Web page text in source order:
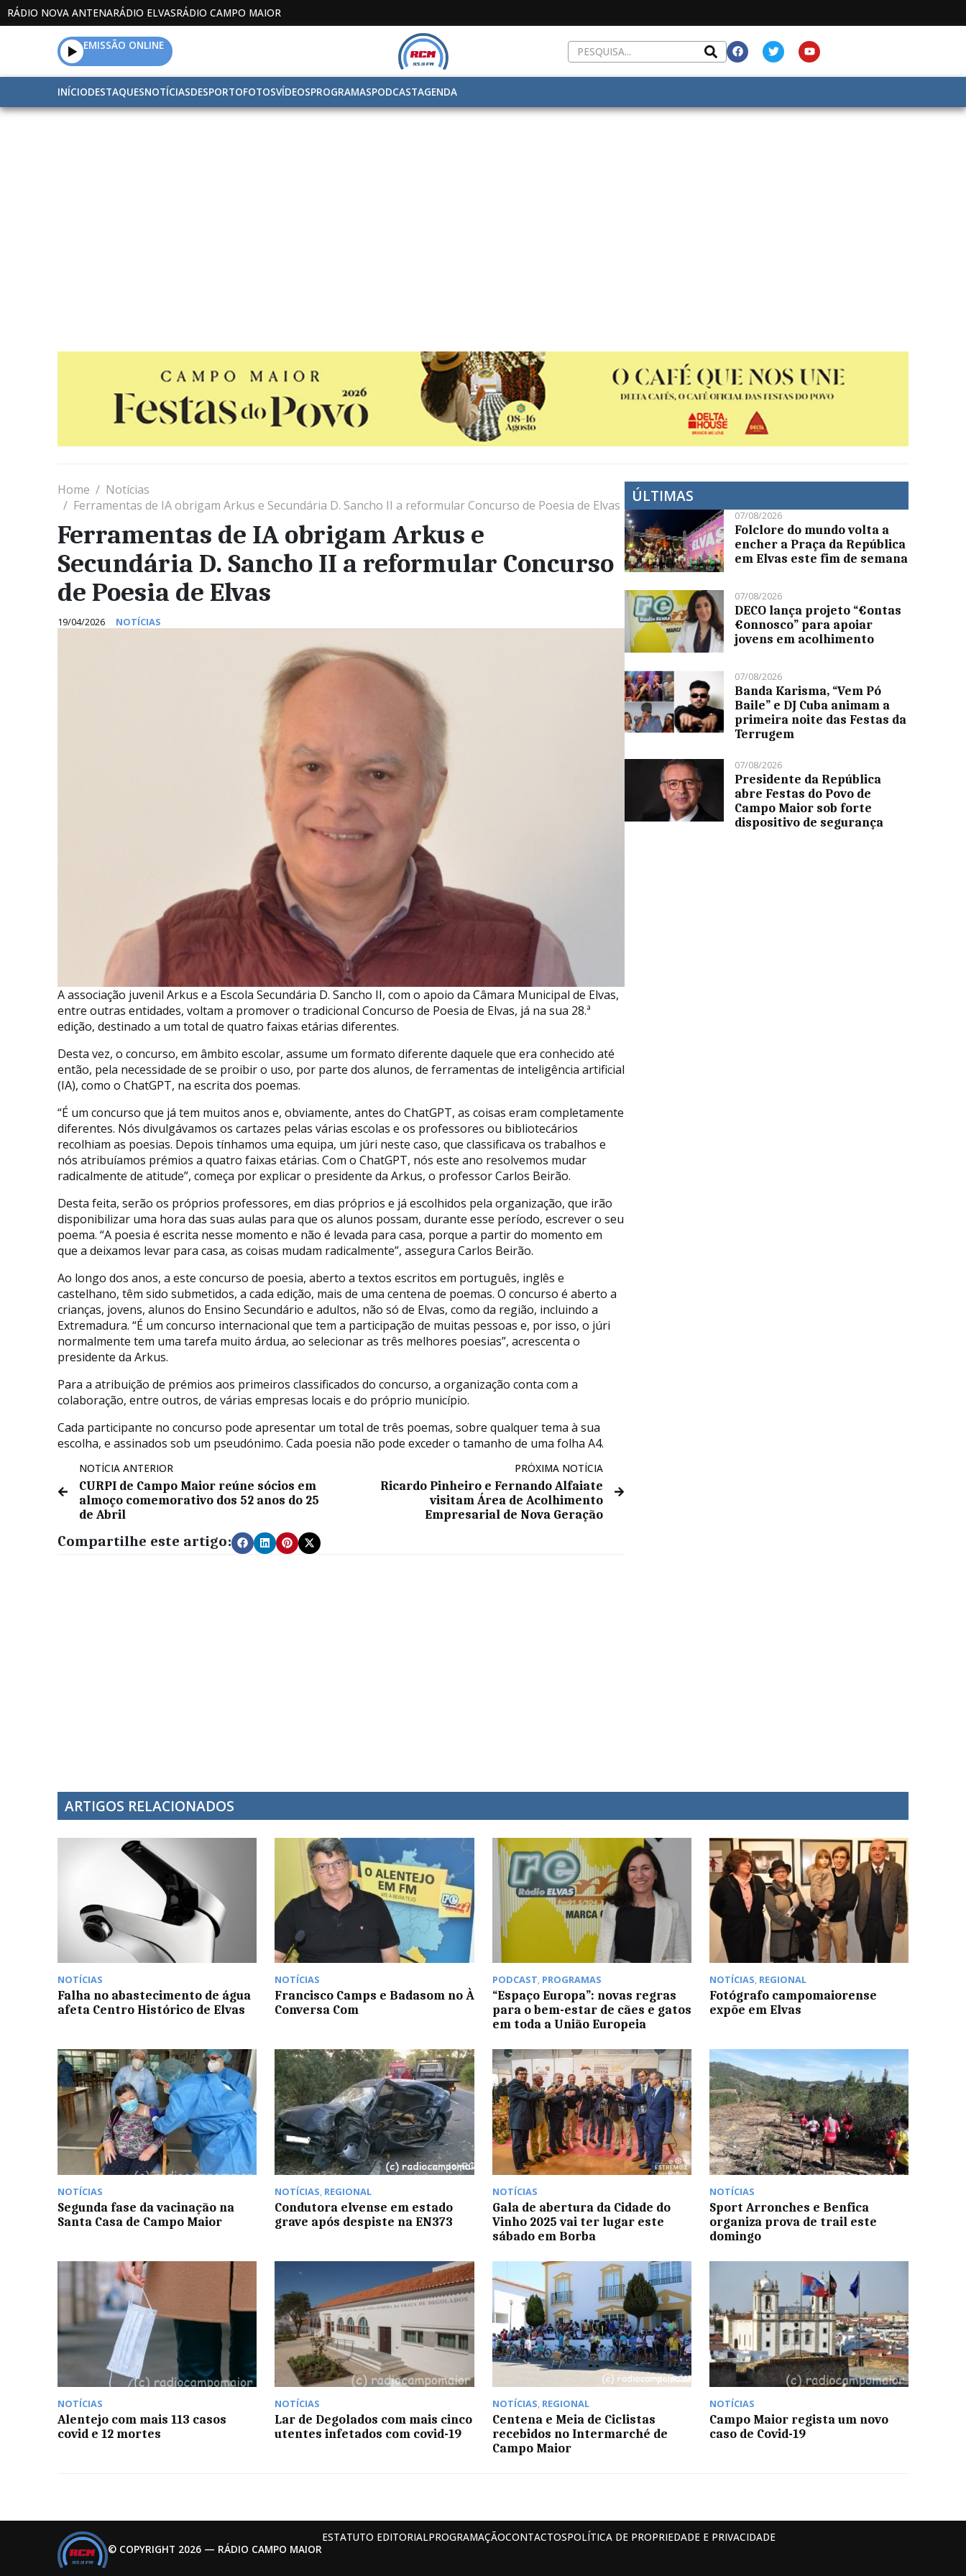
RÁDIO NOVA ANTENARÁDIO ELVASRÁDIO CAMPO MAIOR
EMISSÃO ONLINE
INÍCIODESTAQUESNOTÍCIASDESPORTOFOTOSVÍDEOSPROGRAMASPODCASTAGENDA
Home
Notícias
Ferramentas de IA obrigam Arkus e Secundária D. Sancho II a reformular Concurso de Poesia de Elvas
Ferramentas de IA obrigam Arkus e
Secundária D. Sancho II a reformular Concurso
de Poesia de Elvas
19/04/2026 NOTÍCIAS
A associação juvenil Arkus e a Escola Secundária D. Sancho II, com o apoio da Câmara Municipal de Elvas,
entre outras entidades, voltam a promover o tradicional Concurso de Poesia de Elvas, já na sua 28.ª
edição, destinado a um total de quatro faixas etárias diferentes.
Desta vez, o concurso, em âmbito escolar, assume um formato diferente daquele que era conhecido até
então, pela necessidade de se proibir o uso, por parte dos alunos, de ferramentas de inteligência artificial
(IA), como o ChatGPT, na escrita dos poemas.
“É um concurso que já tem muitos anos e, obviamente, antes do ChatGPT, as coisas eram completamente
diferentes. Nós divulgávamos os cartazes pelas várias escolas e os professores ou bibliotecários
recolhiam as poesias. Depois tínhamos uma equipa, um júri neste caso, que classificava os trabalhos e
nós atribuíamos prémios a quatro faixas etárias. Com o ChatGPT, nós este ano resolvemos mudar
radicalmente de atitude”, começa por explicar o presidente da Arkus, o professor Carlos Beirão.
Desta feita, serão os próprios professores, em dias próprios e já escolhidos pela organização, que irão
disponibilizar uma hora das suas aulas para que os alunos possam, durante esse período, escrever o seu
poema. “A poesia é escrita nesse momento e não é levada para casa, porque a partir do momento em
que a deixamos levar para casa, as coisas mudam radicalmente”, assegura Carlos Beirão.
Ao longo dos anos, a este concurso de poesia, aberto a textos escritos em português, inglês e
castelhano, têm sido submetidos, a cada edição, mais de uma centena de poemas. O concurso é aberto a
crianças, jovens, alunos do Ensino Secundário e adultos, não só de Elvas, como da região, incluindo a
Extremadura. “É um concurso internacional que tem a participação de muitas pessoas e, por isso, o júri
normalmente tem uma tarefa muito árdua, ao selecionar as três melhores poesias”, acrescenta o
presidente da Arkus.
Para a atribuição de prémios aos primeiros classificados do concurso, a organização conta com a
colaboração, entre outros, de várias empresas locais e do próprio município.
Cada participante no concurso pode apresentar um total de três poemas, sobre qualquer tema à sua
escolha, e assinados sob um pseudónimo. Cada poesia não pode exceder o tamanho de uma folha A4.
NOTÍCIA ANTERIOR
CURPI de Campo Maior reúne sócios em
almoço comemorativo dos 52 anos do 25
de Abril
PRÓXIMA NOTÍCIA
Ricardo Pinheiro e Fernando Alfaiate
visitam Área de Acolhimento
Empresarial de Nova Geração
Compartilhe este artigo:
ÚLTIMAS
07/08/2026
Folclore do mundo volta a
encher a Praça da República
em Elvas este fim de semana
07/08/2026
DECO lança projeto “€ontas
€onnosco” para apoiar
jovens em acolhimento
07/08/2026
Banda Karisma, “Vem Pó
Baile” e DJ Cuba animam a
primeira noite das Festas da
Terrugem
07/08/2026
Presidente da República
abre Festas do Povo de
Campo Maior sob forte
dispositivo de segurança
ARTIGOS RELACIONADOS
NOTÍCIAS
Falha no abastecimento de água
afeta Centro Histórico de Elvas
NOTÍCIAS
Francisco Camps e Badasom no À
Conversa Com
PODCAST, PROGRAMAS
“Espaço Europa”: novas regras
para o bem-estar de cães e gatos
em toda a União Europeia
NOTÍCIAS, REGIONAL
Fotógrafo campomaiorense
expõe em Elvas
NOTÍCIAS
Segunda fase da vacinação na
Santa Casa de Campo Maior
NOTÍCIAS, REGIONAL
Condutora elvense em estado
grave após despiste na EN373
NOTÍCIAS
Gala de abertura da Cidade do
Vinho 2025 vai ter lugar este
sábado em Borba
NOTÍCIAS
Sport Arronches e Benfica
organiza prova de trail este
domingo
NOTÍCIAS
Alentejo com mais 113 casos
covid e 12 mortes
NOTÍCIAS
Lar de Degolados com mais cinco
utentes infetados com covid-19
NOTÍCIAS, REGIONAL
Centena e Meia de Ciclistas
recebidos no Intermarché de
Campo Maior
NOTÍCIAS
Campo Maior regista um novo
caso de Covid-19
© COPYRIGHT 2026 — RÁDIO CAMPO MAIOR
ESTATUTO EDITORIALPROGRAMAÇÃOCONTACTOSPOLÍTICA DE PROPRIEDADE E PRIVACIDADE